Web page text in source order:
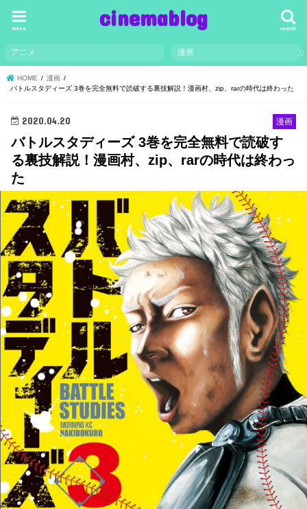
cinemablog search
menu
アニメ 漫画
HOME
漫画
バトルスタディーズ 3巻を完全無料で読破する裏技解説！漫画村、zip、rarの時代は終わった
漫画
2020.04.20
バトルスタディーズ 3巻を完全無料で読破す
る裏技解説！漫画村、zip、rarの時代は終わっ
た